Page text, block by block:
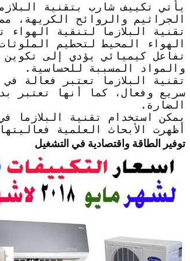
يأتي تكييف شارب بتقنية
الجراثيم والروائح الكريهة،
تقنية البلازما لتنقية
الهواء المحيط لتحطيم
تفاعل كيميائي يؤدي إلى
والمواد المسببة للحساسية.
تقنية البلازما تعتبر فعالة
سريع وفعال، كما أنها تعتبر
الضارة.
يمكن استخدام تقنية البلازما
أظهرت الأبحاث العلمية
توفير الطاقة واقتصادية في التشغيل